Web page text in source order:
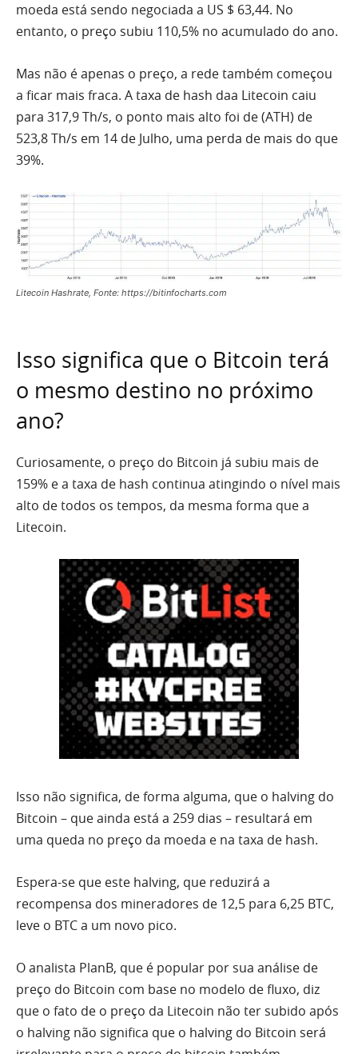
moeda está sendo negociada a US $ 63,44. No
entanto, o preço subiu 110,5% no acumulado do ano.
Mas não é apenas o preço, a rede também começou
a ficar mais fraca. A taxa de hash daa Litecoin caiu
para 317,9 Th/s, o ponto mais alto foi de (ATH) de
523,8 Th/s em 14 de Julho, uma perda de mais do que
39%.
Litecoin Hashrate, Fonte: https://bitinfocharts.com
Isso significa que o Bitcoin terá
o mesmo destino no próximo
ano?
Curiosamente, o preço do Bitcoin já subiu mais de
159% e a taxa de hash continua atingindo o nível mais
alto de todos os tempos, da mesma forma que a
Litecoin.
Isso não significa, de forma alguma, que o halving do
Bitcoin – que ainda está a 259 dias – resultará em
uma queda no preço da moeda e na taxa de hash.
Espera-se que este halving, que reduzirá a
recompensa dos mineradores de 12,5 para 6,25 BTC,
leve o BTC a um novo pico.
O analista PlanB, que é popular por sua análise de
preço do Bitcoin com base no modelo de fluxo, diz
que o fato de o preço da Litecoin não ter subido após
o halving não significa que o halving do Bitcoin será